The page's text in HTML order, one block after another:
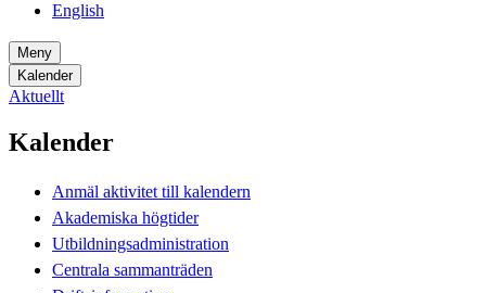
English
Meny
Kalender
Aktuellt
Kalender
Anmäl aktivitet till kalendern
Akademiska högtider
Utbildningsadministration
Centrala sammanträden